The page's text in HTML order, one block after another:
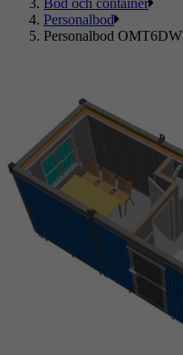
Bod och container
Personalbod
Personalbod OMT6DW